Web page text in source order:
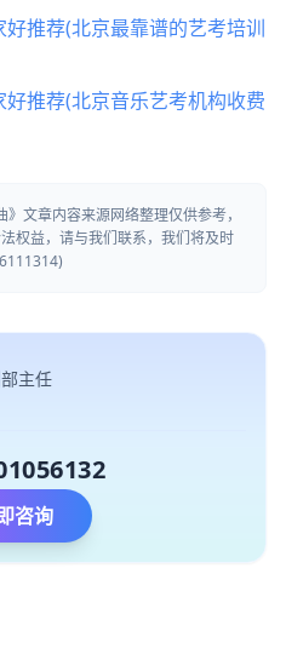
推荐(北京最靠谱的艺考培训
推荐(北京音乐艺考机构收费
》文章内容来源网络整理仅供参考，
权益，请与我们联系，我们将及时
主任
咨询